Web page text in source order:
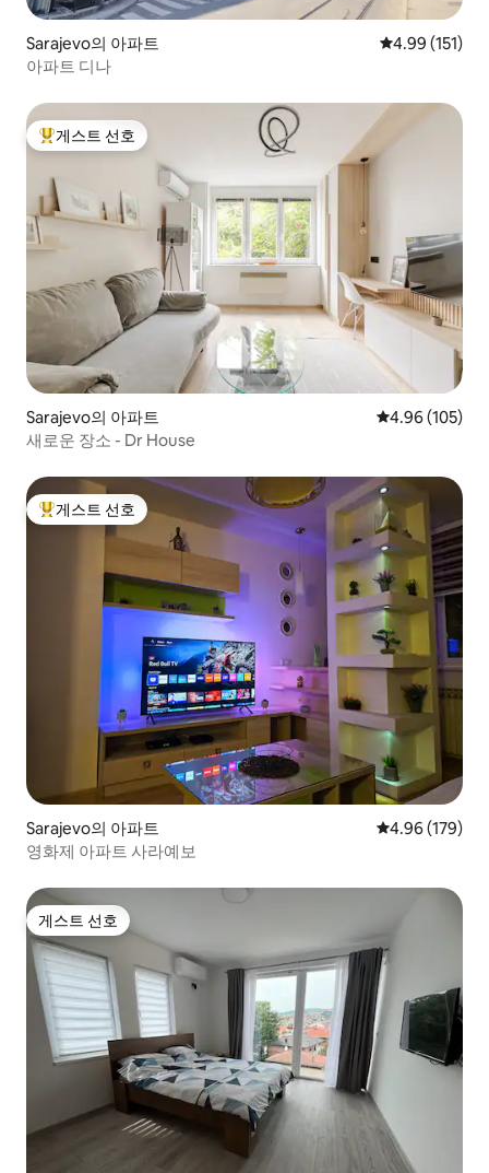
Sarajevo의 아파트 평점 4.99점(5
4.99 (151)
아파트 디나
상위 게스트 선호
게스트 선호
Sarajevo의 아파트 평점 4.96점(5
4.96 (105)
새로운 장소 - Dr House
상위 게스트 선호
게스트 선호
Sarajevo의 아파트 평점 4.96점(5
4.96 (179)
영화제 아파트 사라예보
게스트 선호
게스트 선호